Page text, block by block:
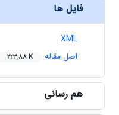
فایل ها
XML
اصل مقاله
223.88 K
هم رسانی